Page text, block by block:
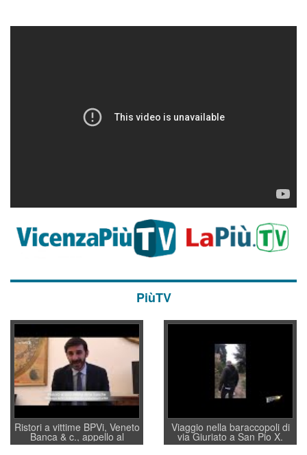
PiùTV
Ristori a vittime BPVi, Veneto
Banca & c., appello al
sottosegretario Alessio
Viaggio nella baraccopoli di
via Giuriato a San Pio X.
Vicenza ai Vicentini: “faremo